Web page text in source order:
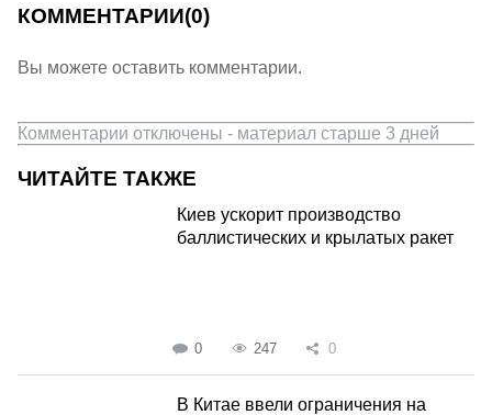
КОММЕНТАРИИ(0)
Вы можете оставить комментарии.
Комментарии отключены - материал старше 3 дней
ЧИТАЙТЕ ТАКЖЕ
Киев ускорит производство
баллистических и крылатых ракет
0 247 0
В Китае ввели ограничения на